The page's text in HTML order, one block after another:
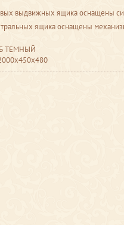
выдвижных ящика оснащены
ящика оснащены
ТЕМНЫЙ